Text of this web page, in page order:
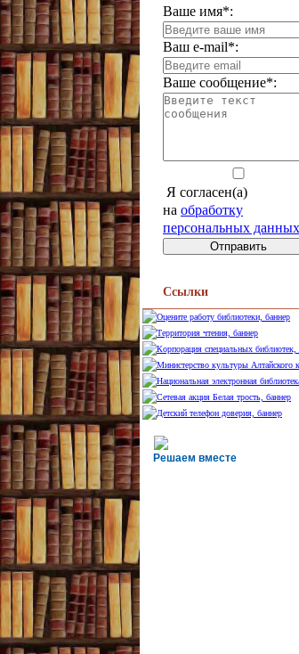
Ваше имя*:
Ваш e-mail*:
Ваше сообщение*:
Я согласен(а)
на обработку
персональных данных
Ссылки
Решаем вместе